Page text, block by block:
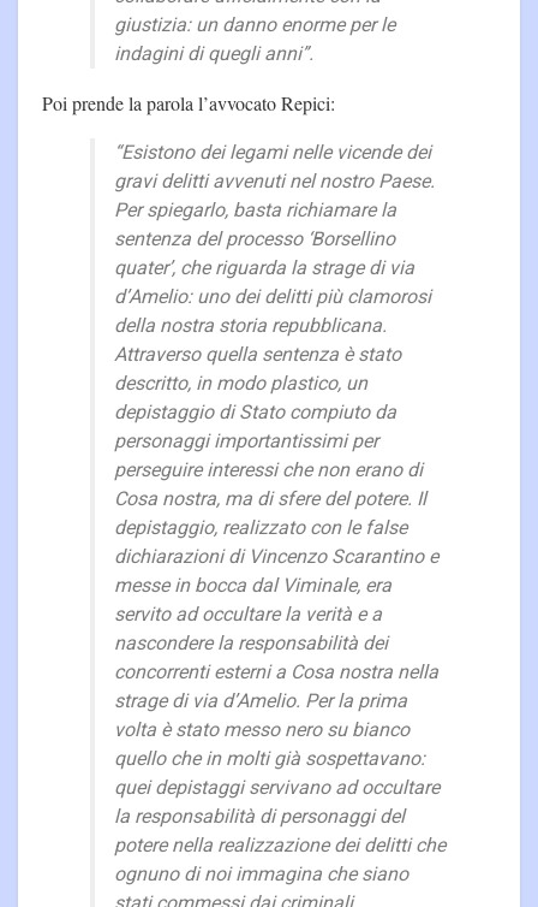
giustizia: un danno enorme per le
indagini di quegli anni”.
Poi prende la parola l’avvocato Repici:
“Esistono dei legami nelle vicende dei
gravi delitti avvenuti nel nostro Paese.
Per spiegarlo, basta richiamare la
sentenza del processo ‘Borsellino
quater’, che riguarda la strage di via
d’Amelio: uno dei delitti più clamorosi
della nostra storia repubblicana.
Attraverso quella sentenza è stato
descritto, in modo plastico, un
depistaggio di Stato compiuto da
personaggi importantissimi per
perseguire interessi che non erano di
Cosa nostra, ma di sfere del potere. Il
depistaggio, realizzato con le false
dichiarazioni di Vincenzo Scarantino e
messe in bocca dal Viminale, era
servito ad occultare la verità e a
nascondere la responsabilità dei
concorrenti esterni a Cosa nostra nella
strage di via d’Amelio. Per la prima
volta è stato messo nero su bianco
quello che in molti già sospettavano:
quei depistaggi servivano ad occultare
la responsabilità di personaggi del
potere nella realizzazione dei delitti che
ognuno di noi immagina che siano